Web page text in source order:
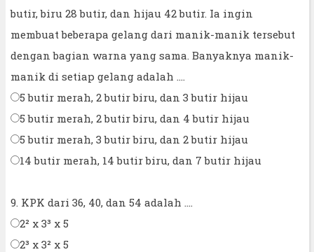
butir, biru 28 butir, dan hijau 42 butir. Ia ingin
membuat beberapa gelang dari manik-manik tersebut
dengan bagian warna yang sama. Banyaknya manik-
manik di setiap gelang adalah ....
5 butir merah, 2 butir biru, dan 3 butir hijau
5 butir merah, 2 butir biru, dan 4 butir hijau
5 butir merah, 3 butir biru, dan 2 butir hijau
14 butir merah, 14 butir biru, dan 7 butir hijau
9. KPK dari 36, 40, dan 54 adalah ....
2² x 3³ x 5
2³ x 3² x 5